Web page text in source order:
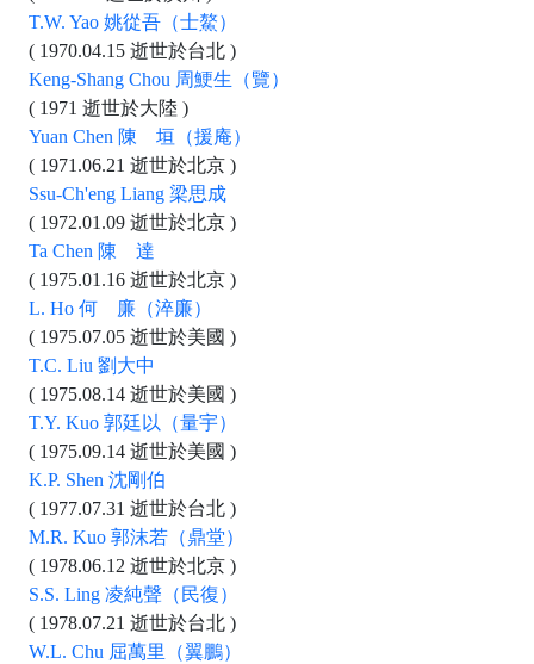
T.W. Yao 姚從吾（士鰲）
( 1970.04.15 逝世於台北 )
Keng-Shang Chou 周鯁生（覽）
( 1971 逝世於大陸 )
Yuan Chen 陳 垣（援庵）
( 1971.06.21 逝世於北京 )
Ssu-Ch'eng Liang 梁思成
( 1972.01.09 逝世於北京 )
Ta Chen 陳 達
( 1975.01.16 逝世於北京 )
L. Ho 何 廉（淬廉）
( 1975.07.05 逝世於美國 )
T.C. Liu 劉大中
( 1975.08.14 逝世於美國 )
T.Y. Kuo 郭廷以（量宇）
( 1975.09.14 逝世於美國 )
K.P. Shen 沈剛伯
( 1977.07.31 逝世於台北 )
M.R. Kuo 郭沫若（鼎堂）
( 1978.06.12 逝世於北京 )
S.S. Ling 凌純聲（民復）
( 1978.07.21 逝世於台北 )
W.L. Chu 屈萬里（翼鵬）